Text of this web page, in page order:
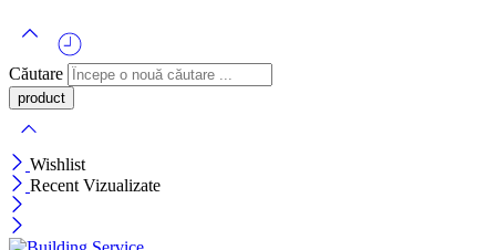
Căutare
Wishlist
Recent Vizualizate